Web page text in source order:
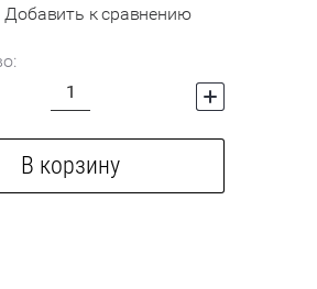
Добавить к сравнению
В корзину